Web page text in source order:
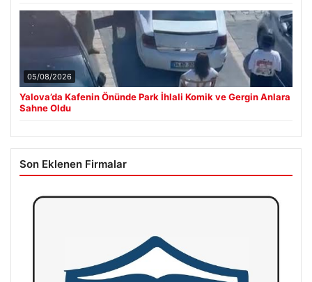
05/08/2026
Yalova’da Kafenin Önünde Park İhlali Komik ve Gergin Anlara
Sahne Oldu
Son Eklenen Firmalar